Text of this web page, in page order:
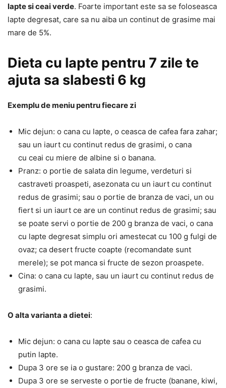
lapte si ceai verde. Foarte important este sa se foloseasca
lapte degresat, care sa nu aiba un continut de grasime mai
mare de 5%.
Dieta cu lapte pentru 7 zile te
ajuta sa slabesti 6 kg
Exemplu de meniu pentru fiecare zi
Mic dejun: o cana cu lapte, o ceasca de cafea fara zahar;
sau un iaurt cu continut redus de grasimi, o cana
cu ceai cu miere de albine si o banana.
Pranz: o portie de salata din legume, verdeturi si
castraveti proaspeti, asezonata cu un iaurt cu continut
redus de grasimi; sau o portie de branza de vaci, un ou
fiert si un iaurt ce are un continut redus de grasimi; sau
se poate servi o portie de 200 g branza de vaci, o cana
cu lapte degresat simplu ori amestecat cu 100 g fulgi de
ovaz; ca desert fructe coapte (recomandate sunt
merele); se pot manca si fructe de sezon proaspete.
Cina: o cana cu lapte, sau un iaurt cu continut redus de
grasimi.
O alta varianta a dietei:
Mic dejun: o cana cu lapte sau o ceasca de cafea cu
putin lapte.
Dupa 3 ore se ia o gustare: 200 g branza de vaci.
Dupa 3 ore se serveste o portie de fructe (banane, kiwi,